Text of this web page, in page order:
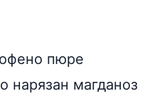
пюре
нарязан магданоз